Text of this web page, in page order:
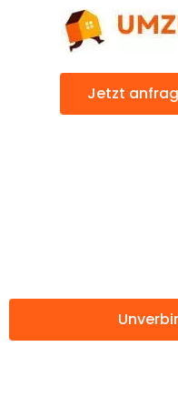
Jetzt